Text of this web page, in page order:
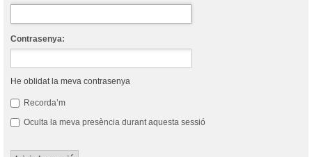
Contrasenya:
He oblidat la meva contrasenya
Recorda’m
Oculta la meva presència durant aquesta sessió